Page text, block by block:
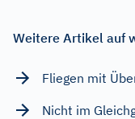
Weitere Artikel auf
Fliegen mit
Nicht im